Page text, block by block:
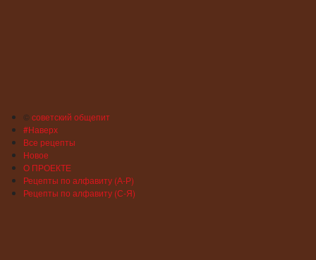
©советский общепит
#Наверх
Все рецепты
Новое
О ПРОЕКТЕ
Рецепты по алфавиту (А-Р)
Рецепты по алфавиту (С-Я)